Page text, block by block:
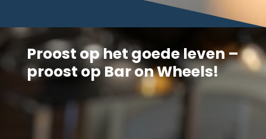
Proost op het goede leven –
proost op Bar on Wheels!